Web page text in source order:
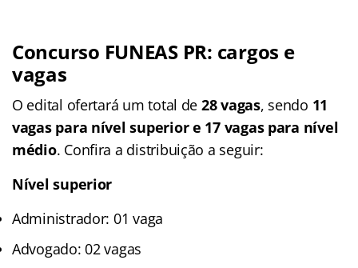
Concurso FUNEAS PR: cargos e
vagas
O edital ofertará um total de 28 vagas, sendo 11
vagas para nível superiore 17 vagas para nível
médio. Confira a distribuição a seguir:
Nível superior
Administrador: 01 vaga
Advogado: 02 vagas